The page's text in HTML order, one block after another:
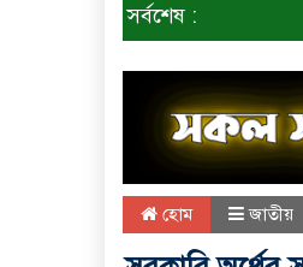
সর্বশেষ :
হোম জাতীয়